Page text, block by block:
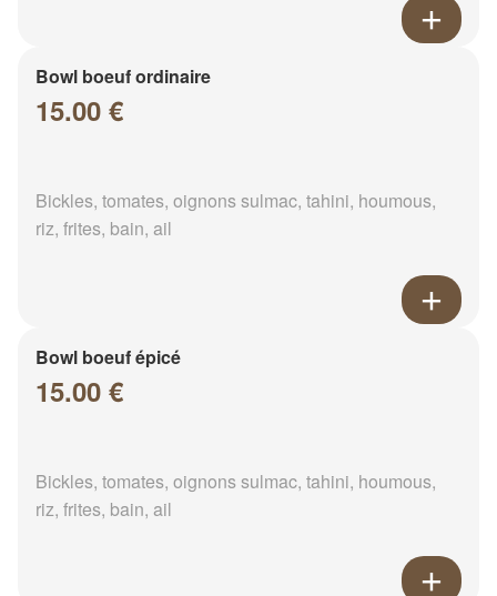
Bowl boeuf ordinaire
15.00 €
Bickles, tomates, oignons sulmac, tahini, houmous,
riz, frites, bain, ail
Bowl boeuf épicé
15.00 €
Bickles, tomates, oignons sulmac, tahini, houmous,
riz, frites, bain, ail